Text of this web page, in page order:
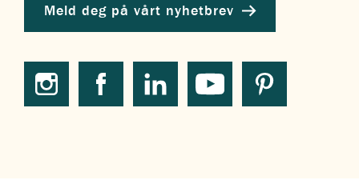
Meld deg på vårt nyhetbrev